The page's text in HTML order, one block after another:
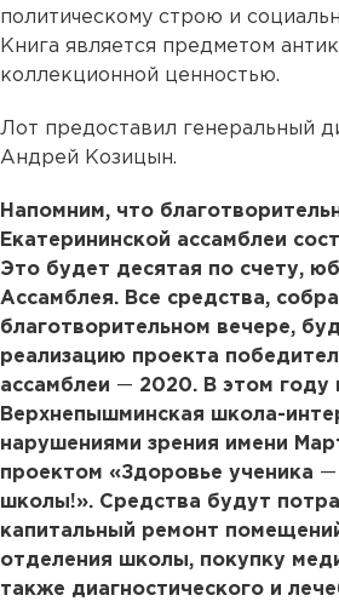
политическому строю и
Книга является предметом
коллекционной ценностью.
Лот предоставил генеральный
Андрей Козицын.
Напомним, что
Екатерининской ассамблеи
Это будет десятая по счету,
Ассамблея. Все средства,
благотворительном вечере,
реализацию проекта
ассамблеи — 2020. В этом году
Верхнепышминская школа-
нарушениями зрения имени
проектом «Здоровье ученика —
школы!». Средства будут
капитальный ремонт
отделения школы, покупку
также диагностического и